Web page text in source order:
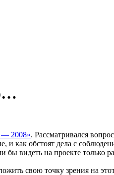
2008». Рассматривался
и как обстоят дела с
бы видеть на проекте
свою точку зрения на